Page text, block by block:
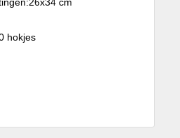
hokjes